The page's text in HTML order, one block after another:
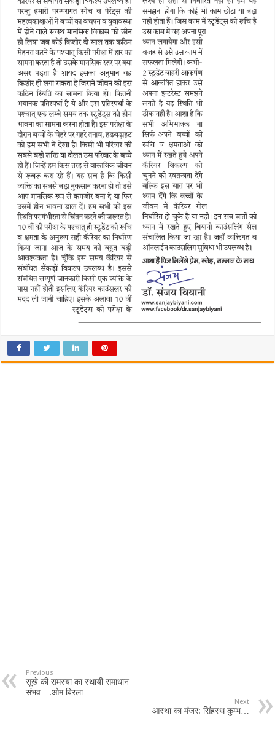
Previous
सूखे की समस्या का स्थायी समाधान
संभव….ओम बिरला
Next
आस्था का मंजर: सिंहस्थ कुम्भ…